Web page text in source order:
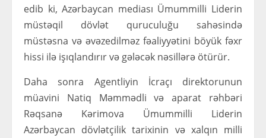
edib ki, Azərbaycan mediası Ümummilli Liderin
müstəqil dövlət quruculuğu sahəsində
müstəsna və əvəzedilməz fəaliyyətini böyük fəxr
hissi ilə işıqlandırır və gələcək nəsillərə ötürür.
Daha sonra Agentliyin İcraçı direktorunun
müavini Natiq Məmmədli və aparat rəhbəri
Rəqsanə Kərimova Ümummilli Liderin
Azərbaycan dövlətçilik tarixinin və xalqın milli